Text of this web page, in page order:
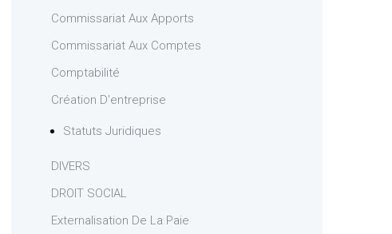
Commissariat Aux Apports
Commissariat Aux Comptes
Comptabilité
Création D'entreprise
Statuts Juridiques
DIVERS
DROIT SOCIAL
Externalisation De La Paie